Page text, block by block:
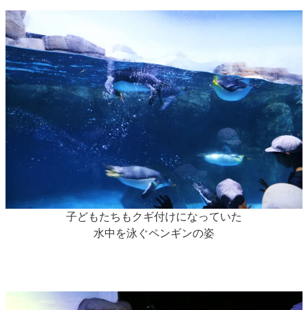
子どもたちもクギ付けになっていた
水中を泳ぐペンギンの姿